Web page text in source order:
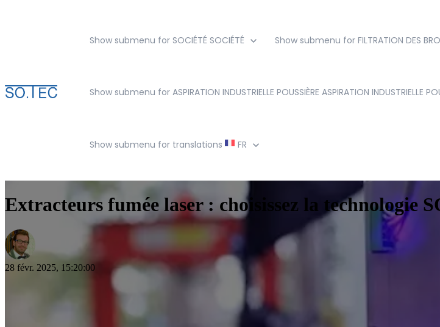
Show submenu for SOCIÉTÉ SOCIÉTÉ Show submenu for FILTRATION DES
Show submenu for ASPIRATION INDUSTRIELLE POUSSIÈRE ASPIRATION INDUSTRIELLE
Show submenu for translations FR
Extracteurs fumée laser : choisissez la technologie
28 févr. 2025, 15:20:00